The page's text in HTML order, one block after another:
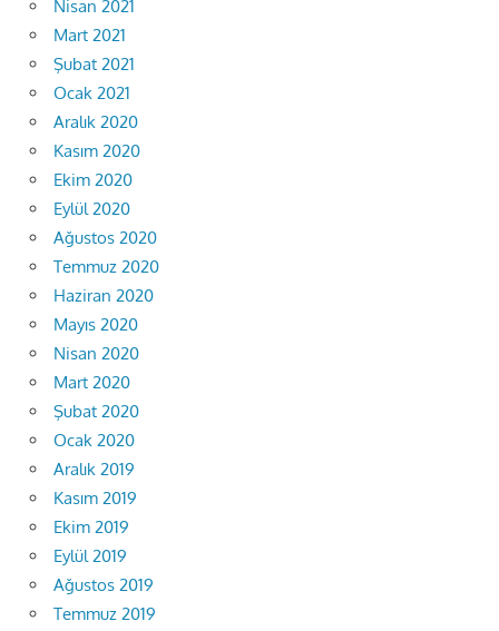
Nisan 2021
Mart 2021
Şubat 2021
Ocak 2021
Aralık 2020
Kasım 2020
Ekim 2020
Eylül 2020
Ağustos 2020
Temmuz 2020
Haziran 2020
Mayıs 2020
Nisan 2020
Mart 2020
Şubat 2020
Ocak 2020
Aralık 2019
Kasım 2019
Ekim 2019
Eylül 2019
Ağustos 2019
Temmuz 2019